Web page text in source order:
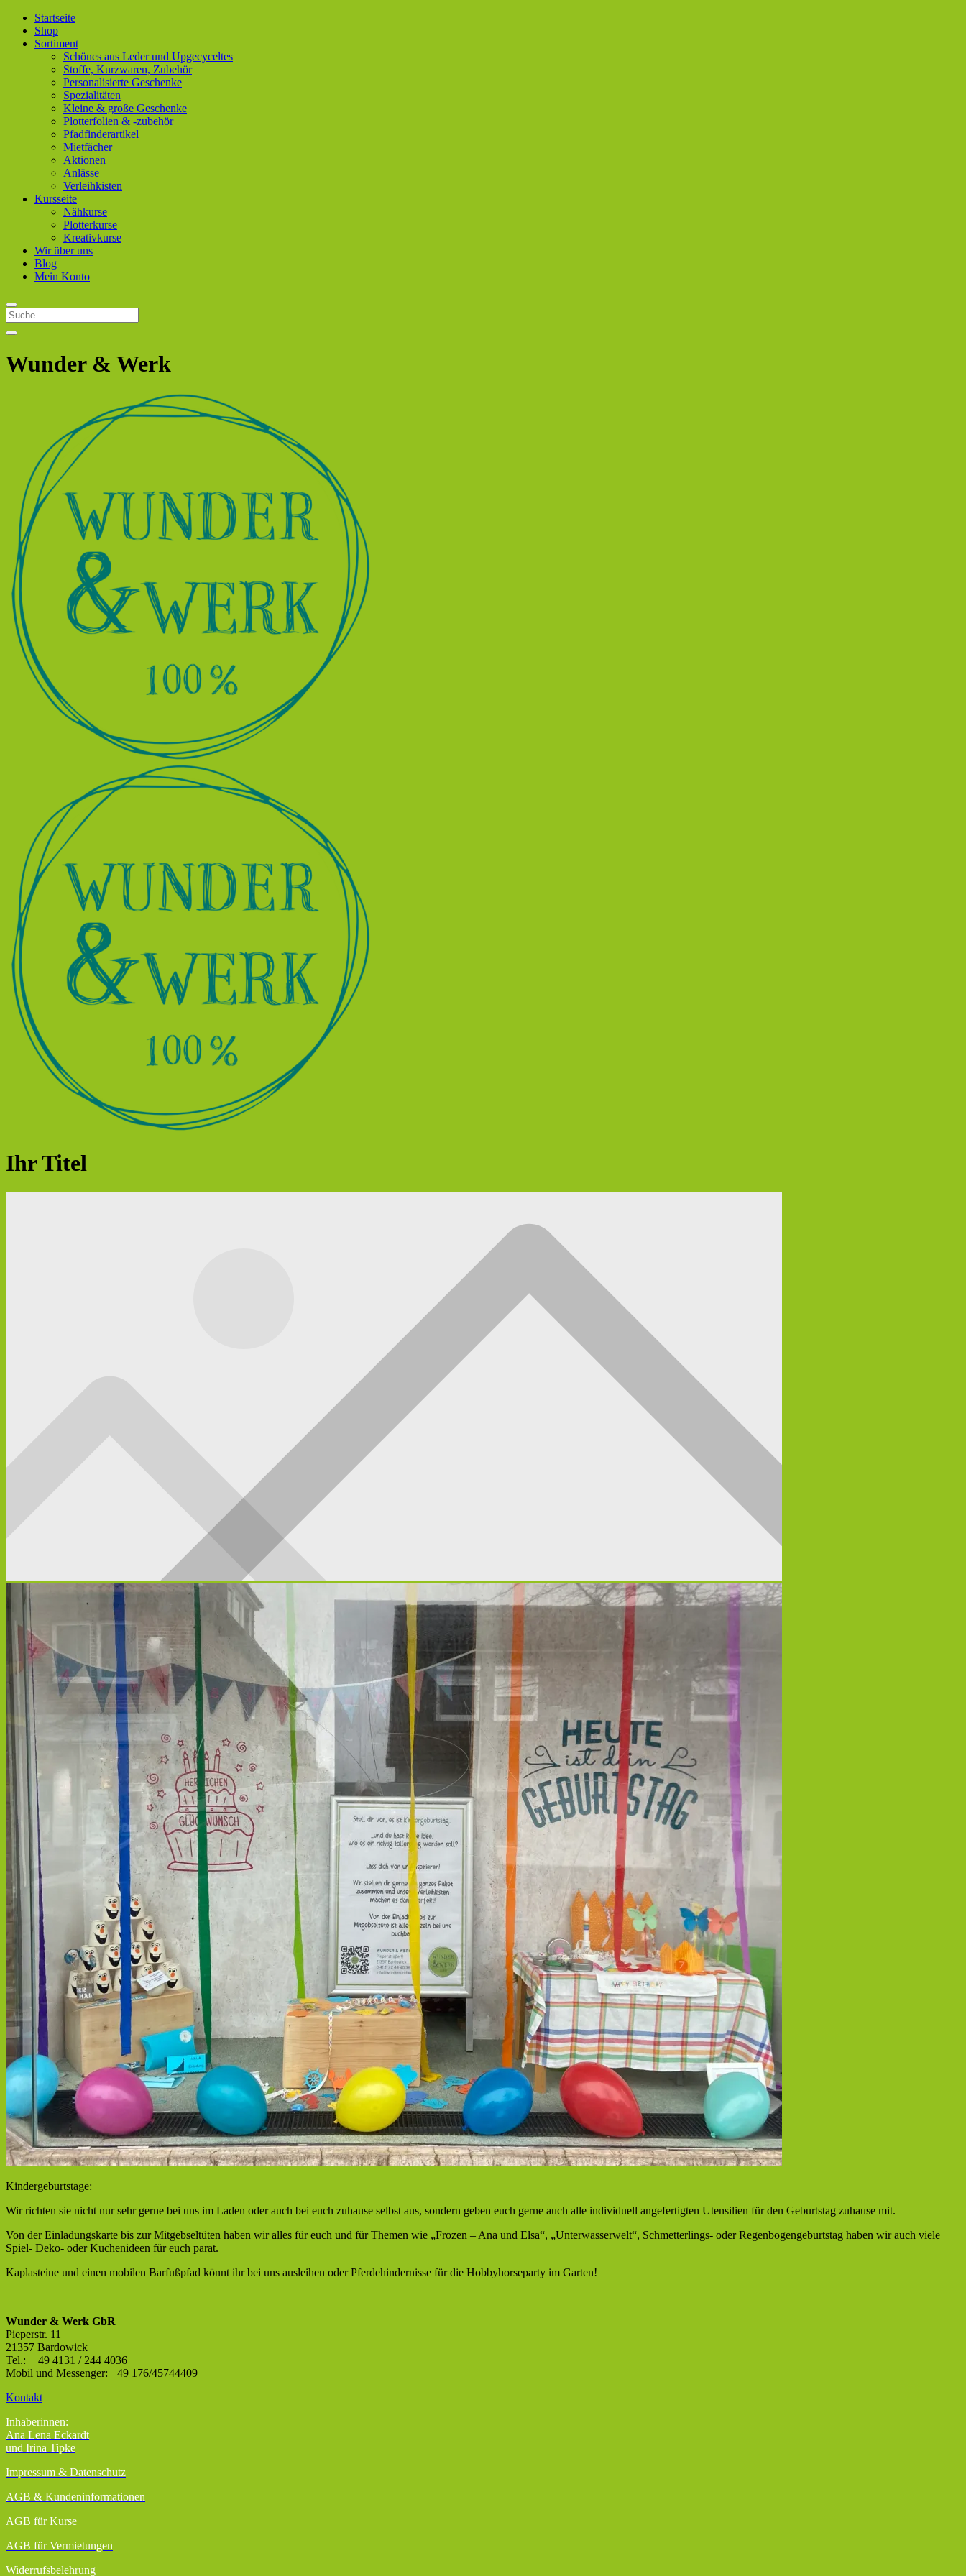
Startseite
Shop
Sortiment
Schönes aus Leder und Upgecyceltes
Stoffe, Kurzwaren, Zubehör
Personalisierte Geschenke
Spezialitäten
Kleine & große Geschenke
Plotterfolien & -zubehör
Pfadfinderartikel
Mietfächer
Aktionen
Anlässe
Verleihkisten
Kursseite
Nähkurse
Plotterkurse
Kreativkurse
Wir über uns
Blog
Mein Konto
Wunder & Werk
Ihr Titel
Kindergeburtstage:
Wir richten sie nicht nur sehr gerne bei uns im Laden oder auch bei euch zuhause selbst aus, sondern geben euch gerne auch alle individuell angefertigten Utensilien für den Geburtstag zuhause mit.
Von der Einladungskarte bis zur Mitgebseltüten haben wir alles für euch und für Themen wie „Frozen – Ana und Elsa“, „Unterwasserwelt“, Schmetterlings- oder Regenbogengeburtstag haben wir auch viele
Spiel- Deko- oder Kuchenideen für euch parat.
Kaplasteine und einen mobilen Barfußpfad könnt ihr bei uns ausleihen oder Pferdehindernisse für die Hobbyhorseparty im Garten!
Wunder & Werk GbR
Pieperstr. 11
21357 Bardowick
Tel.: + 49 4131 / 244 4036
Mobil und Messenger: +49 176/45744409
Kontakt
Inhaberinnen:
Ana Lena Eckardt
und Irina Tipke
Impressum & Datenschutz
AGB & Kundeninformationen
AGB für Kurse
AGB für Vermietungen
Widerrufsbelehrung